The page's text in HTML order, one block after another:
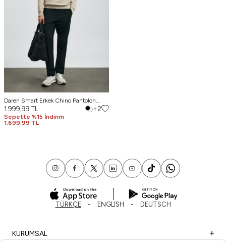
Daren Smart Erkek Chino Pantolon
Slim Fit Siyah
1.999,99 TL
Sepette %15 İndirim
1.699,99 TL
+2
TÜRKÇE ENGLISH DEUTSCH
KURUMSAL